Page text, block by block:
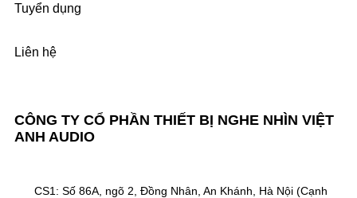
CÔNG TY CỔ PHẦN THIẾT BỊ NGHE NHÌN VIỆT
ANH AUDIO
CS1: Số 86A, ngõ 2, Đồng Nhân, An Khánh, Hà Nội (Cạnh
Tuyển dụng
Liên hệ